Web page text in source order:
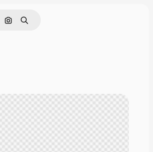
Поиск по изображению
Поиск